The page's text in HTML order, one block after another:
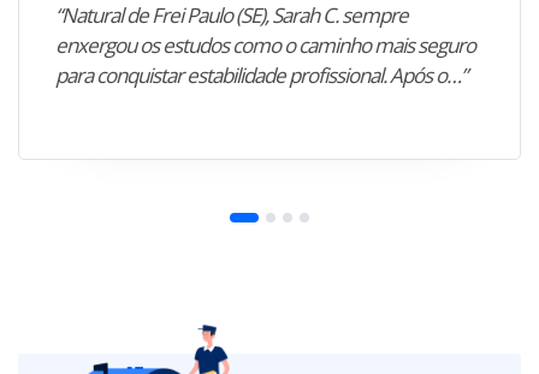
“Natural de Frei Paulo (SE), Sarah C. sempre
enxergou os estudos como o caminho mais seguro
para conquistar estabilidade profissional. Após o…”